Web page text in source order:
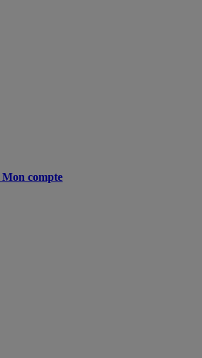
Mon compte